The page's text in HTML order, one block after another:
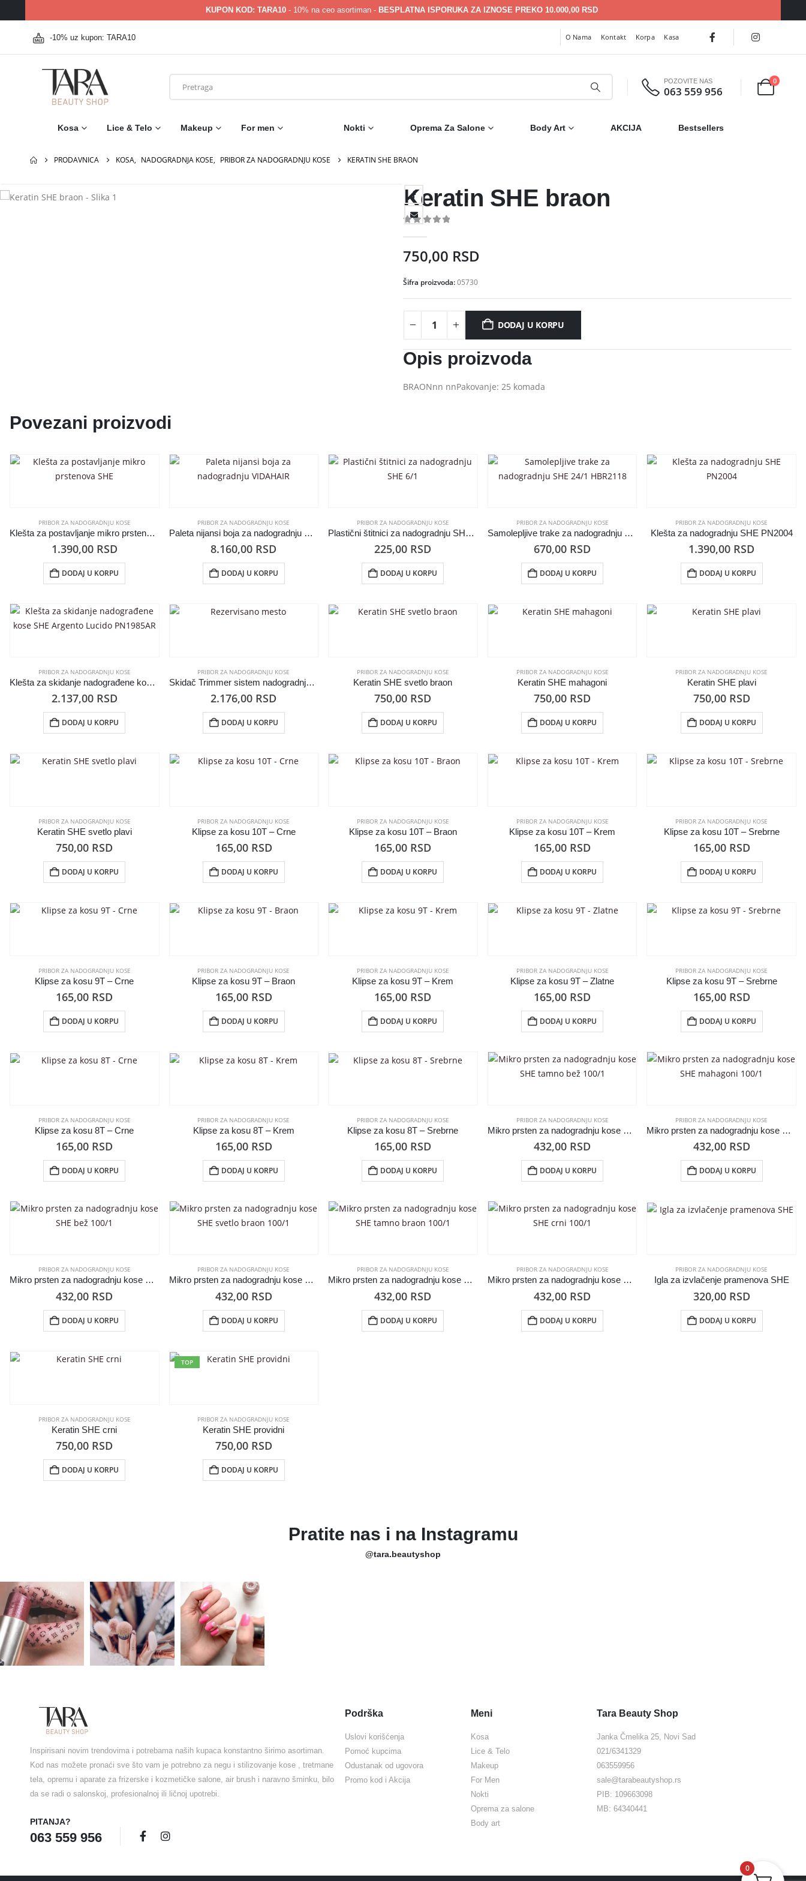
KUPON KOD: TARA10 - 10% na ceo asortiman - BESPLATNA ISPORUKA ZA IZNOSE PREKO 10.000,00 RSD
-10% uz kupon: TARA10 O Nama Kontakt Korpa Kasa
POZOVITE NAS
063 559 956
0
Kosa Lice & Telo Makeup For men Nokti Oprema Za Salone Body Art AKCIJA Bestsellers
PRODAVNICA KOSA, NADOGRADNJA KOSE, PRIBOR ZA NADOGRADNJU KOSE KERATIN SHE BRAON
Keratin SHE braon
750,00 RSD
Šifra proizvoda:05730
DODAJ U KORPU
Opis proizvoda
BRAONnn nnPakovanje: 25 komada
Povezani proizvodi
PRIBOR ZA NADOGRADNJU KOSE
Klešta za postavljanje mikro prstenova SHE
1.390,00 RSD
DODAJ U KORPU
PRIBOR ZA NADOGRADNJU KOSE
Paleta nijansi boja za nadogradnju VIDAHAIR
8.160,00 RSD
DODAJ U KORPU
PRIBOR ZA NADOGRADNJU KOSE
Plastični štitnici za nadogradnju SHE 6/1
225,00 RSD
DODAJ U KORPU
PRIBOR ZA NADOGRADNJU KOSE
Samolepljive trake za nadogradnju SHE 24/1 HBR2118
670,00 RSD
DODAJ U KORPU
PRIBOR ZA NADOGRADNJU KOSE
Klešta za nadogradnju SHE PN2004
1.390,00 RSD
DODAJ U KORPU
PRIBOR ZA NADOGRADNJU KOSE
Klešta za skidanje nadograđene kose SHE Argento Lucido PN1985AR
2.137,00 RSD
DODAJ U KORPU
PRIBOR ZA NADOGRADNJU KOSE
Skidač Trimmer sistem nadogradnje VIDA HAIR 10ml
2.176,00 RSD
DODAJ U KORPU
PRIBOR ZA NADOGRADNJU KOSE
Keratin SHE svetlo braon
750,00 RSD
DODAJ U KORPU
PRIBOR ZA NADOGRADNJU KOSE
Keratin SHE mahagoni
750,00 RSD
DODAJ U KORPU
PRIBOR ZA NADOGRADNJU KOSE
Keratin SHE plavi
750,00 RSD
DODAJ U KORPU
PRIBOR ZA NADOGRADNJU KOSE
Keratin SHE svetlo plavi
750,00 RSD
DODAJ U KORPU
PRIBOR ZA NADOGRADNJU KOSE
Klipse za kosu 10T – Crne
165,00 RSD
DODAJ U KORPU
PRIBOR ZA NADOGRADNJU KOSE
Klipse za kosu 10T – Braon
165,00 RSD
DODAJ U KORPU
PRIBOR ZA NADOGRADNJU KOSE
Klipse za kosu 10T – Krem
165,00 RSD
DODAJ U KORPU
PRIBOR ZA NADOGRADNJU KOSE
Klipse za kosu 10T – Srebrne
165,00 RSD
DODAJ U KORPU
PRIBOR ZA NADOGRADNJU KOSE
Klipse za kosu 9T – Crne
165,00 RSD
DODAJ U KORPU
PRIBOR ZA NADOGRADNJU KOSE
Klipse za kosu 9T – Braon
165,00 RSD
DODAJ U KORPU
PRIBOR ZA NADOGRADNJU KOSE
Klipse za kosu 9T – Krem
165,00 RSD
DODAJ U KORPU
PRIBOR ZA NADOGRADNJU KOSE
Klipse za kosu 9T – Zlatne
165,00 RSD
DODAJ U KORPU
PRIBOR ZA NADOGRADNJU KOSE
Klipse za kosu 9T – Srebrne
165,00 RSD
DODAJ U KORPU
PRIBOR ZA NADOGRADNJU KOSE
Klipse za kosu 8T – Crne
165,00 RSD
DODAJ U KORPU
PRIBOR ZA NADOGRADNJU KOSE
Klipse za kosu 8T – Krem
165,00 RSD
DODAJ U KORPU
PRIBOR ZA NADOGRADNJU KOSE
Klipse za kosu 8T – Srebrne
165,00 RSD
DODAJ U KORPU
PRIBOR ZA NADOGRADNJU KOSE
Mikro prsten za nadogradnju kose SHE tamno bež 100/1
432,00 RSD
DODAJ U KORPU
PRIBOR ZA NADOGRADNJU KOSE
Mikro prsten za nadogradnju kose SHE mahagoni 100/1
432,00 RSD
DODAJ U KORPU
PRIBOR ZA NADOGRADNJU KOSE
Mikro prsten za nadogradnju kose SHE bež 100/1
432,00 RSD
DODAJ U KORPU
PRIBOR ZA NADOGRADNJU KOSE
Mikro prsten za nadogradnju kose SHE svetlo braon 100/1
432,00 RSD
DODAJ U KORPU
PRIBOR ZA NADOGRADNJU KOSE
Mikro prsten za nadogradnju kose SHE tamno braon 100/1
432,00 RSD
DODAJ U KORPU
PRIBOR ZA NADOGRADNJU KOSE
Mikro prsten za nadogradnju kose SHE crni 100/1
432,00 RSD
DODAJ U KORPU
PRIBOR ZA NADOGRADNJU KOSE
Igla za izvlačenje pramenova SHE
320,00 RSD
DODAJ U KORPU
PRIBOR ZA NADOGRADNJU KOSE
Keratin SHE crni
750,00 RSD
DODAJ U KORPU
TOP
PRIBOR ZA NADOGRADNJU KOSE
Keratin SHE providni
750,00 RSD
DODAJ U KORPU
Pratite nas i na Instagramu
@tara.beautyshop
Inspirisani novim trendovima i potrebama naših kupaca konstantno širimo asortiman.
Kod nas možete pronaći sve što vam je potrebno za negu i stilizovanje kose , tretmane
tela, opremu i aparate za frizerske i kozmetičke salone, air brush i naravno šminku, bilo
da se radi o salonskoj, profesionalnoj ili ličnoj upotrebi.
PITANJA?
063 559 956
Podrška
Uslovi korišćenja
Pomoć kupcima
Odustanak od ugovora
Promo kod i Akcija
Meni
Kosa
Lice & Telo
Makeup
For Men
Nokti
Oprema za salone
Body art
Tara Beauty Shop
Janka Čmelika 25, Novi Sad
021/6341329
063559956
sale@tarabeautyshop.rs
PIB: 109663098
MB: 64340441
0